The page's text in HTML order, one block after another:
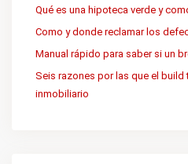
Qué es una hipoteca verde y
Como y donde reclamar los
Manual rápido para saber si un
Seis razones por las que el
inmobiliario